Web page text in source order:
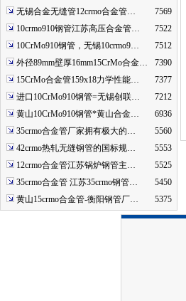
无锡合金无缝管12crmo合金管…
7569
10crmo910钢管江苏高压合金管…
7522
10CrMo910钢管，无锡10crmo9…
7512
外径89mm壁厚16mm15CrMo合金…
7390
15CrMo合金管159x18力学性能…
7377
进口10CrMo910钢管=无锡创联…
7212
黄山10CrMo910钢管*黄山合金…
6936
35crmo合金管厂家拥有极大的…
5560
42crmo热轧无缝钢管的国标规…
5553
12crmo合金管江苏锅炉钢管主…
5525
35crmo合金管 江苏35crmo钢管…
5450
黄山15crmo合金管-衡阳钢管厂…
5375